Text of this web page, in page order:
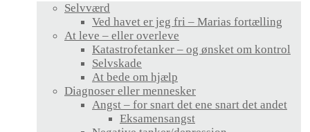
Selvværd
Ved havet er jeg fri – Marias fortælling
At leve – eller overleve
Katastrofetanker – og ønsket om kontrol
Selvskade
At bede om hjælp
Diagnoser eller mennesker
Angst – for snart det ene snart det andet
Eksamensangst